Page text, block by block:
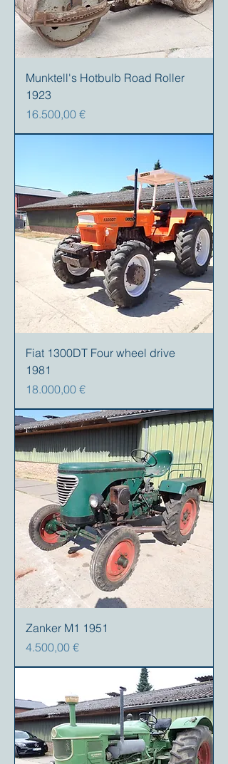
Munktell's Hotbulb Road Roller
1923
Preis
16.500,00 €
Fiat 1300DT Four wheel drive
1981
Preis
18.000,00 €
Zanker M1 1951
Preis
4.500,00 €